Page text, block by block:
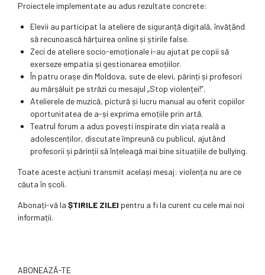
Proiectele implementate au adus rezultate concrete:
Elevii au participat la ateliere de siguranță digitală, învățând
să recunoască hărțuirea online și știrile false.
Zeci de ateliere socio-emoționale i-au ajutat pe copii să
exerseze empatia și gestionarea emoțiilor.
În patru orașe din Moldova, sute de elevi, părinți și profesori
au mărșăluit pe străzi cu mesajul „Stop violenței!”.
Atelierele de muzică, pictură și lucru manual au oferit copiilor
oportunitatea de a-și exprima emoțiile prin artă.
Teatrul forum a adus povești inspirate din viața reală a
adolescenților, discutate împreună cu publicul, ajutând
profesorii și părinții să înțeleagă mai bine situațiile de bullying.
Toate aceste acțiuni transmit același mesaj: violența nu are ce
căuta în școli.
Abonați-vă la ȘTIRILE ZILEI pentru a fi la curent cu cele mai noi
informații.
ABONEAZĂ-TE